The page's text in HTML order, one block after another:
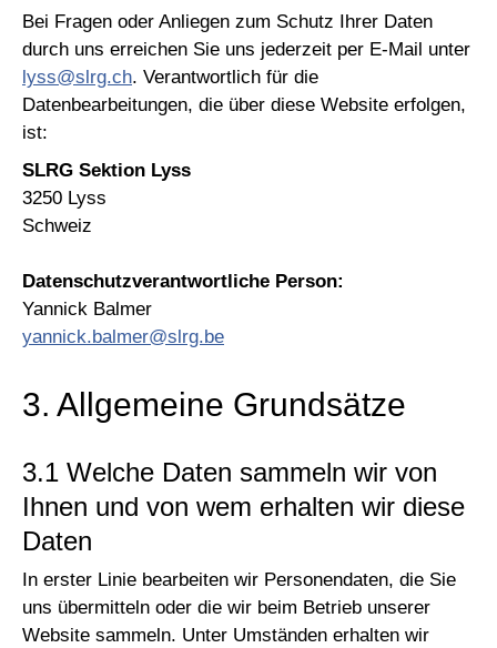
Bei Fragen oder Anliegen zum Schutz Ihrer Daten
durch uns erreichen Sie uns jederzeit per E-Mail unter
lyss@slrg.ch. Verantwortlich für die
Datenbearbeitungen, die über diese Website erfolgen,
ist:
SLRG Sektion Lyss
3250 Lyss
Schweiz
Datenschutzverantwortliche Person:
Yannick Balmer
yannick.balmer@slrg.be
3. Allgemeine Grundsätze
3.1 Welche Daten sammeln wir von
Ihnen und von wem erhalten wir diese
Daten
In erster Linie bearbeiten wir Personendaten, die Sie
uns übermitteln oder die wir beim Betrieb unserer
Website sammeln. Unter Umständen erhalten wir